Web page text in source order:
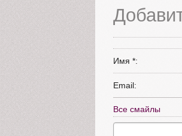
Имя *:
Email:
Все смайлы